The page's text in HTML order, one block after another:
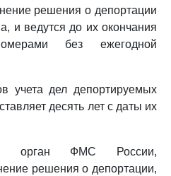
решения о депортации
и ведутся до их окончания
без ежегодной
учета дел депортируемых
десять лет с даты их
орган ФМС России,
решения о депортации,